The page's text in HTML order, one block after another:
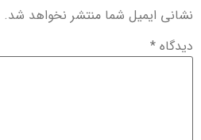
نشانی ایمیل شما منتشر نخواهد شد.
دیدگاه *